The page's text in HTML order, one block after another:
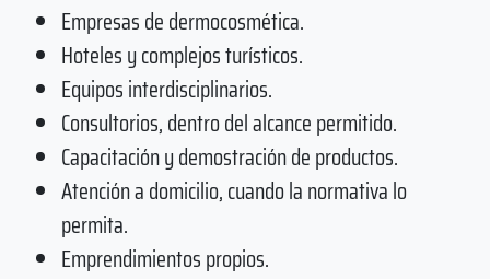
Empresas de dermocosmética.
Hoteles y complejos turísticos.
Equipos interdisciplinarios.
Consultorios, dentro del alcance permitido.
Capacitación y demostración de productos.
Atención a domicilio, cuando la normativa lo
permita.
Emprendimientos propios.